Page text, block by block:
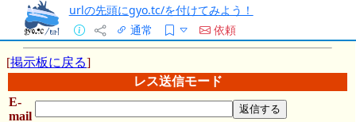
urlの先頭にgyo.tc/を付けてみよう！
通常
依頼